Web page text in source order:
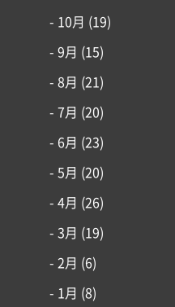
- 10月 (19)
- 9月 (15)
- 8月 (21)
- 7月 (20)
- 6月 (23)
- 5月 (20)
- 4月 (26)
- 3月 (19)
- 2月 (6)
- 1月 (8)